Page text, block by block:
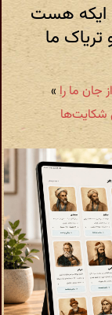
ایکه هست
ما
»